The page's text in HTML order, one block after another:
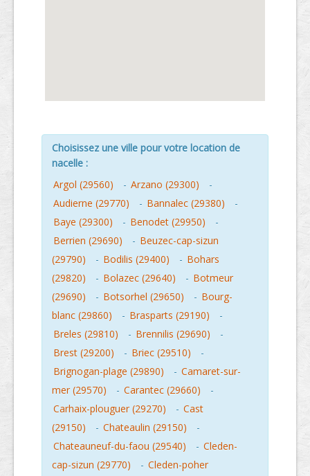
Choisissez une ville pour votre location de
nacelle :
Argol (29560)
- Arzano (29300)
-
Audierne (29770)
- Bannalec (29380)
-
Baye (29300)
- Benodet (29950)
-
Berrien (29690)
- Beuzec-cap-sizun
(29790)
- Bodilis (29400) - Bohars
(29820)
- Bolazec (29640) - Botmeur
(29690)
- Botsorhel (29650) - Bourg-
blanc (29860)
- Brasparts (29190)
-
Breles (29810)
- Brennilis (29690)
-
Brest (29200)
- Briec (29510)
-
Brignogan-plage (29890)
- Camaret-sur-
mer (29570)
- Carantec (29660)
-
Carhaix-plouguer (29270)
- Cast
(29150)
- Chateaulin (29150)
-
Chateauneuf-du-faou (29540)
- Cleden-
cap-sizun (29770)
- Cleden-poher